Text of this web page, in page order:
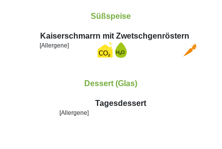
Süßspeise
Kaiserschmarrn mit Zwetschgenröstern
[Allergene]
Dessert (Glas)
Tagesdessert
[Allergene]